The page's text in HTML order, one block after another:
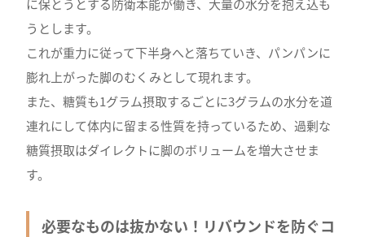
に保とうとする防衛本能が働き、大量の水分を抱え込も
うとします。
これが重力に従って下半身へと落ちていき、パンパンに
膨れ上がった脚のむくみとして現れます。
また、糖質も1グラム摂取するごとに3グラムの水分を道
連れにして体内に留まる性質を持っているため、過剰な
糖質摂取はダイレクトに脚のボリュームを増大させま
す。
必要なものは抜かない！リバウンドを防ぐコ